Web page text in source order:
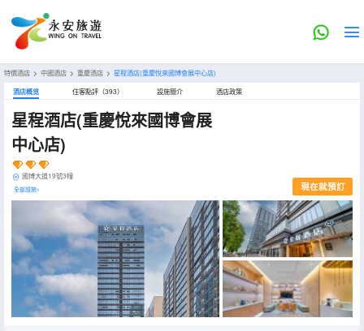
特價酒店 > 中國酒店 > 重慶酒店 > 星程酒店(重慶悅來國博會展中心店)
酒店概览 住客點評（393） 設施簡介 酒店政策
星程酒店(重慶悅來國博會展
中心店)
國博大道19號3幢
全部設施> 現在就預訂